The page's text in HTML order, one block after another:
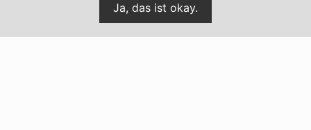
Ja, das ist okay.